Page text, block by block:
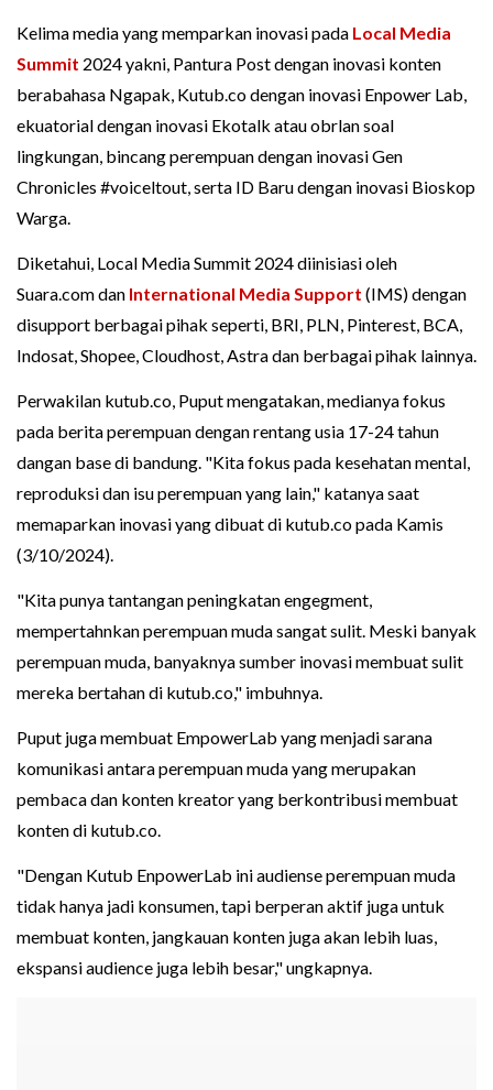
Kelima media yang memparkan inovasi pada Local Media
Summit 2024 yakni, Pantura Post dengan inovasi konten
berabahasa Ngapak, Kutub.co dengan inovasi Enpower Lab,
ekuatorial dengan inovasi Ekotalk atau obrlan soal
lingkungan, bincang perempuan dengan inovasi Gen
Chronicles #voiceltout, serta ID Baru dengan inovasi Bioskop
Warga.
Diketahui, Local Media Summit 2024 diinisiasi oleh
Suara.com dan International Media Support (IMS) dengan
disupport berbagai pihak seperti, BRI, PLN, Pinterest, BCA,
Indosat, Shopee, Cloudhost, Astra dan berbagai pihak lainnya.
Perwakilan kutub.co, Puput mengatakan, medianya fokus
pada berita perempuan dengan rentang usia 17-24 tahun
dangan base di bandung. "Kita fokus pada kesehatan mental,
reproduksi dan isu perempuan yang lain," katanya saat
memaparkan inovasi yang dibuat di kutub.co pada Kamis
(3/10/2024).
"Kita punya tantangan peningkatan engegment,
mempertahnkan perempuan muda sangat sulit. Meski banyak
perempuan muda, banyaknya sumber inovasi membuat sulit
mereka bertahan di kutub.co," imbuhnya.
Puput juga membuat EmpowerLab yang menjadi sarana
komunikasi antara perempuan muda yang merupakan
pembaca dan konten kreator yang berkontribusi membuat
konten di kutub.co.
"Dengan Kutub EnpowerLab ini audiense perempuan muda
tidak hanya jadi konsumen, tapi berperan aktif juga untuk
membuat konten, jangkauan konten juga akan lebih luas,
ekspansi audience juga lebih besar," ungkapnya.